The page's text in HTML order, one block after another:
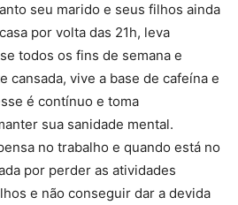
seu marido e seus filhos ainda
por volta das 21h, leva
todos os fins de semana e
cansada, vive a base de cafeína e
é contínuo e toma
sua sanidade mental.
no trabalho e quando está no
por perder as atividades
e não conseguir dar a devida